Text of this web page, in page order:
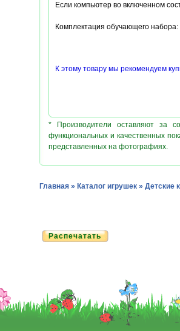
Если компьютер во включенном
Комплектация обучающего набора:
К этому товару мы рекомендуем
* Производители оставляют за
функциональных и качественных
представленных на фотографиях.
Главная » Каталог игрушек » Детские
Распечатать